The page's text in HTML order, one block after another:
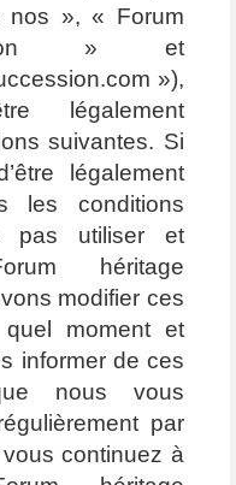
», « Forum
» et
»),
légalement
suivantes. Si
légalement
les conditions
pas utiliser et
héritage
modifier ces
quel moment et
informer de ces
nous vous
par
continuez à